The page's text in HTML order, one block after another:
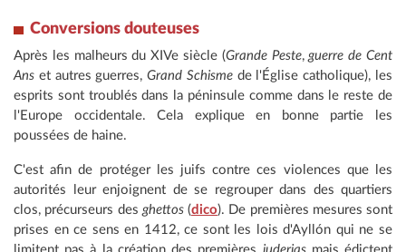
Conversions douteuses
Après les malheurs du XIVe siècle (Grande Peste,guerre de Cent
Ans et autres guerres,Grand Schismede l'Église catholique), les
esprits sont troublés dans la péninsule comme dans le reste de
l'Europe occidentale. Cela explique en bonne partie les
poussées de haine.
C'est afin de protéger les juifs contre ces violences que les
autorités leur enjoignent de se regrouper dans des quartiers
clos, précurseurs des ghettos(dico). De premières mesures sont
prises en ce sens en 1412, ce sont les lois d'Ayllón qui ne se